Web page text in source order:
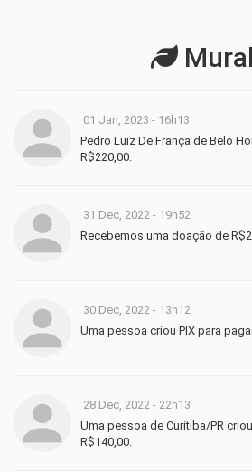
Mural
01 Jan, 2023 - 16h13
Pedro Luiz De França de Belo
R$220,00.
31 Dec, 2022 - 19h52
Recebemos uma doação de
30 Dec, 2022 - 13h12
Uma pessoa criou PIX para
28 Dec, 2022 - 22h13
Uma pessoa de Curitiba/PR
R$140,00.